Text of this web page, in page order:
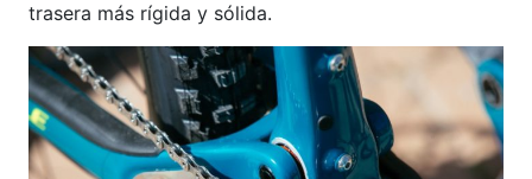
trasera más rígida y sólida.